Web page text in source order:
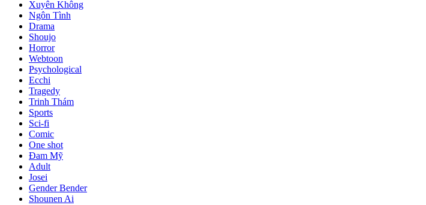
Xuyên Không
Ngôn Tình
Drama
Shoujo
Horror
Webtoon
Psychological
Ecchi
Tragedy
Trinh Thám
Sports
Sci-fi
Comic
One shot
Đam Mỹ
Adult
Josei
Gender Bender
Shounen Ai